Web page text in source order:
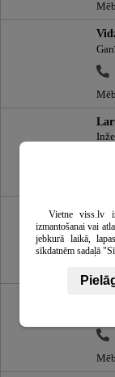
Vietne viss.lv
izmantošanai vai
jebkurā laikā,
sīkdatnēm sadaļā